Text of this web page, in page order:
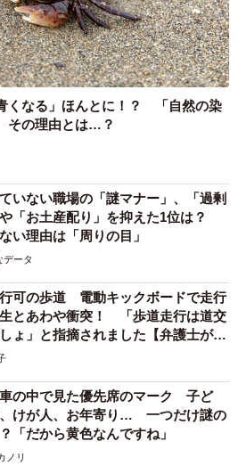
ニュース情報部
腕を亜脱臼 「奥さん、専業主婦な
の後輩から一言 母は泣きながら対
った 何年もたった今もたまに思い
子
校外の学習時間が11年で2割減少
0分層」が約半数に達する深刻な実
学習格差
ニュース情報部
」という言葉のイメージにとらわれ
か？ 不動産業者が語る「物件の可
ざさないために必要なこと
田区の中央線高架に心ない落書き
平橋架道橋の被害に怒りの声 「何
ないし、センスも古い」「罰則強化
ノリ
と「下山ダッシュ」 リニア中央新